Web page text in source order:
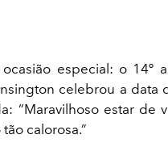
especial: o 14º
celebrou a data
“Maravilhoso estar de
calorosa.”